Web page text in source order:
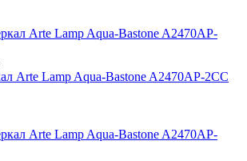
Arte Lamp Aqua-Bastone A2470AP-2CC